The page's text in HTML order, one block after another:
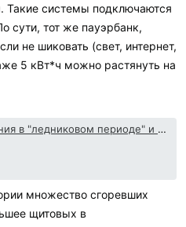
Такие системы подключаются
сути, тот же пауэрбанк,
не шиковать (свет, интернет,
5 кВт*ч можно растянуть на
"благоприятного фона"+добавка в Киеве полный блэкаут (Ruud)
множество сгоревших
щитовых в